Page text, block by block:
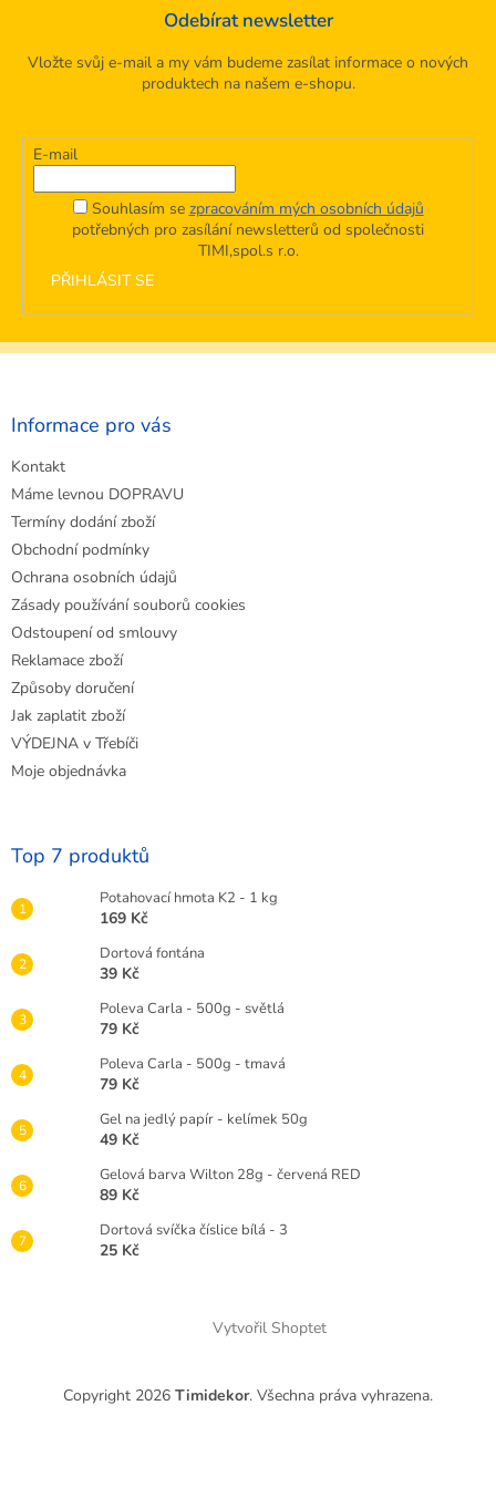
Odebírat newsletter
Vložte svůj e-mail a my vám budeme zasílat informace o nových
produktech na našem e-shopu.
E-mail
Souhlasím se zpracováním mých osobních údajů
potřebných pro zasílání newsletterů od společnosti
TIMI,spol.s r.o.
PŘIHLÁSIT SE
Z
Informace pro vás
Kontakt
Máme levnou DOPRAVU
Termíny dodání zboží
Obchodní podmínky
Ochrana osobních údajů
Zásady používání souborů cookies
Odstoupení od smlouvy
Reklamace zboží
Způsoby doručení
Jak zaplatit zboží
VÝDEJNA v Třebíči
Moje objednávka
Top 7 produktů
Potahovací hmota K2 - 1 kg
169 Kč
Dortová fontána
39 Kč
Poleva Carla - 500g - světlá
79 Kč
Poleva Carla - 500g - tmavá
79 Kč
Gel na jedlý papír - kelímek 50g
49 Kč
Gelová barva Wilton 28g - červená RED
89 Kč
Dortová svíčka číslice bílá - 3
25 Kč
Vytvořil Shoptet
Copyright 2026 Timidekor. Všechna práva vyhrazena.